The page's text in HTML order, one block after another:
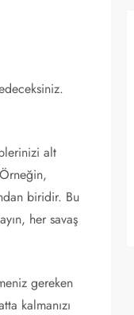
alt
biridir. Bu
her savaş
gereken
kalmanızı